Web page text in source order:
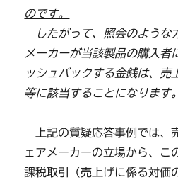
のです。
したがって、照会のような
メーカーが当該製品の購入者
ッシュバックする金銭は、売
等に該当することになります。
上記の質疑応答事例では、
ェアメーカーの立場から、こ
課税取引（売上げに係る対価